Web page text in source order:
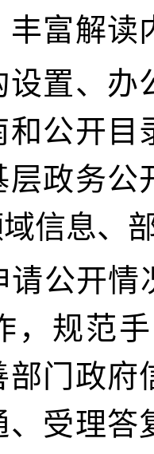
丰富解读
设置、办
和公开目
层政务公
信息、
请公开情
，规范
部门政府
、受理答